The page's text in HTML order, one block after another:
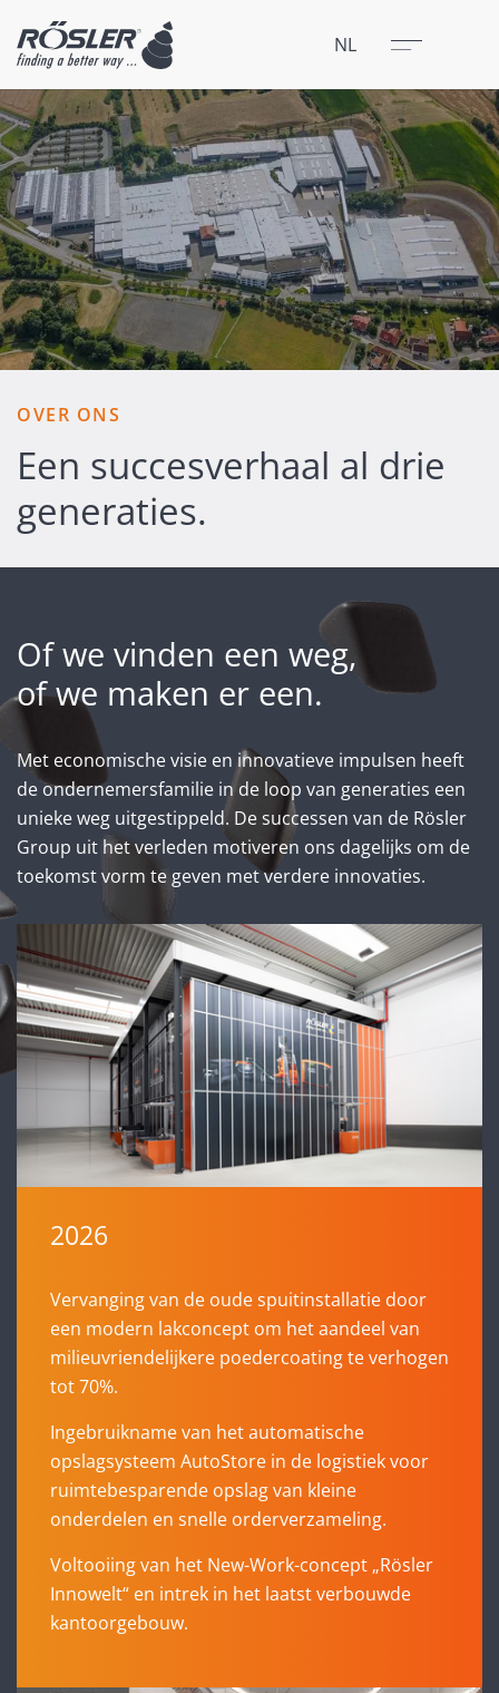
NL Menu
Sluit
OVER ONS
Een succesverhaal al drie
generaties.
Of we vinden een weg,
of we maken er een.
Met economische visie en innovatieve impulsen heeft
de ondernemersfamilie in de loop van generaties een
unieke weg uitgestippeld. De successen van de Rösler
Group uit het verleden motiveren ons dagelijks om de
toekomst vorm te geven met verdere innovaties.
2026
Vervanging van de oude spuitinstallatie door
een modern lakconcept om het aandeel van
milieuvriendelijkere poedercoating te verhogen
tot 70%.
Ingebruikname van het automatische
opslagsysteem AutoStore in de logistiek voor
ruimtebesparende opslag van kleine
onderdelen en snelle orderverzameling.
Voltooiing van het New-Work-concept „Rösler
Innowelt“ en intrek in het laatst verbouwde
kantoorgebouw.